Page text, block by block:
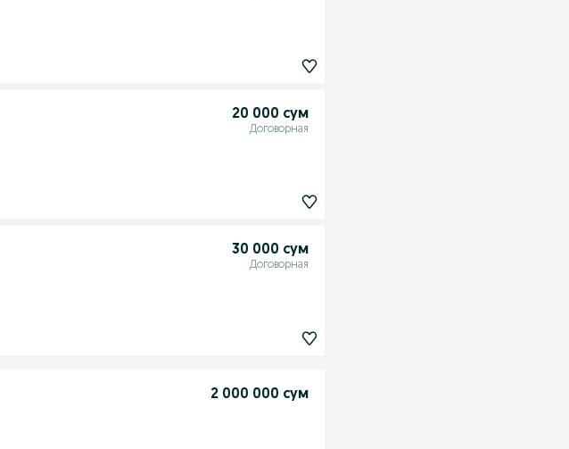
20 000 сум
Договорная
30 000 сум
Договорная
2 000 000 сум